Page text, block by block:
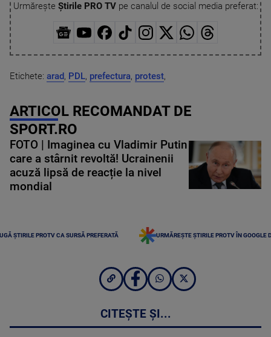
Urmărește Știrile PRO TVpe canalul de social media preferat:
Etichete: arad, PDL, prefectura, protest,
ARTICOL RECOMANDAT DE
SPORT.RO
FOTO | Imaginea cu Vladimir Putin
care a stârnit revoltă! Ucrainenii
acuză lipsă de reacție la nivel
mondial
ȘTIRILE PROTV CA SURSĂ PREFERATĂ URMĂREȘTE ȘTIRILE PROTV ÎN GOOGLE
CITEȘTE ȘI...